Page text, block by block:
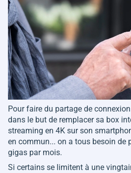
Pour faire du partage de
dans le but de remplacer sa box
streaming en 4K sur son
en commun... on a tous besoin de
gigas par mois.
Si certains se limitent à une